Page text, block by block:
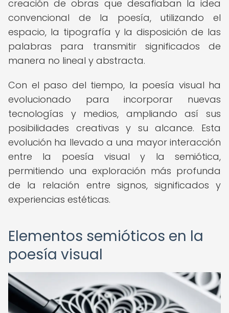
creación de obras que desafiaban la idea
convencional de la poesía, utilizando el
espacio, la tipografía y la disposición de las
palabras para transmitir significados de
manera no lineal y abstracta.
Con el paso del tiempo, la poesía visual ha
evolucionado para incorporar nuevas
tecnologías y medios, ampliando así sus
posibilidades creativas y su alcance. Esta
evolución ha llevado a una mayor interacción
entre la poesía visual y la semiótica,
permitiendo una exploración más profunda
de la relación entre signos, significados y
experiencias estéticas.
Elementos semióticos en la
poesía visual